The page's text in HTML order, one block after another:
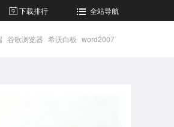
下载排行 全站导航
谷歌浏览器 希沃白板 word2007